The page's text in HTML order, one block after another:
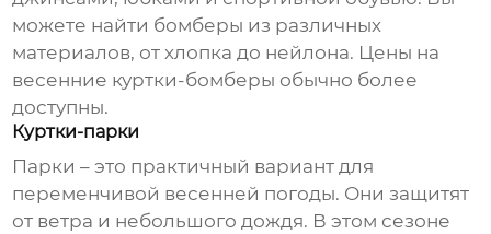
можете найти бомберы из различных
материалов, от хлопка до нейлона. Цены на
весенние куртки-бомберы обычно более
доступны.
Куртки-парки
Парки – это практичный вариант для
переменчивой весенней погоды. Они защитят
от ветра и небольшого дождя. В этом сезоне